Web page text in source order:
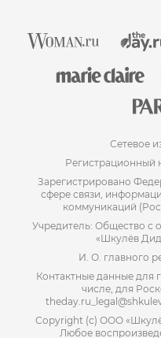
Сетевое
Зарегистрировано
сфере связи,
коммуникаций
Учредитель: Общество с
«Шкулёв
И. О. главного
Контактные данные для
числе, для
Copyright (с) ООО
Любое